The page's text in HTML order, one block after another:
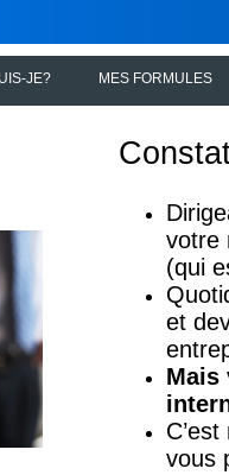
JE? MES FORMULES
votre
(qui
et
Mais
vous